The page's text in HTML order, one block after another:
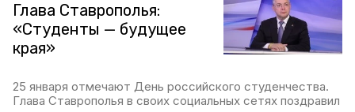
Глава Ставрополья:
«Студенты — будущее
края»
25 января отмечают День российского студенчества.
Глава Ставрополья в своих социальных сетях поздравил